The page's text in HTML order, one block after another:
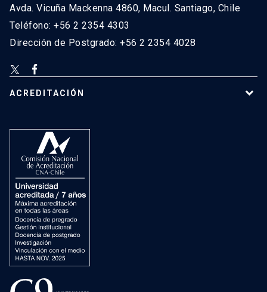
Avda. Vicuña Mackenna 4860, Macul. Santiago, Chile
Teléfono: +56 2 2354 4303
Dirección de Postgrado: +56 2 2354 4028
ACREDITACIÓN